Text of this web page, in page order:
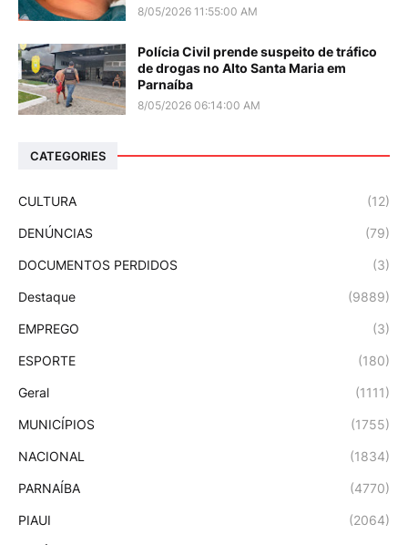
8/05/2026 11:55:00 AM
Polícia Civil prende suspeito de tráfico
de drogas no Alto Santa Maria em
Parnaíba
8/05/2026 06:14:00 AM
CATEGORIES
CULTURA (12)
DENÚNCIAS (79)
DOCUMENTOS PERDIDOS (3)
Destaque (9889)
EMPREGO (3)
ESPORTE (180)
Geral (1111)
MUNICÍPIOS (1755)
NACIONAL (1834)
PARNAÍBA (4770)
PIAUI (2064)